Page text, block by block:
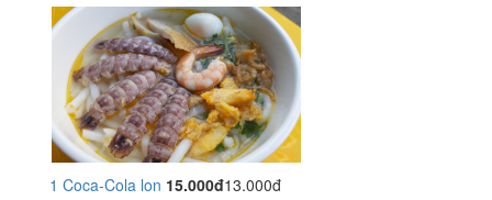
1 Coca-Cola lon 15.000đ13.000đ